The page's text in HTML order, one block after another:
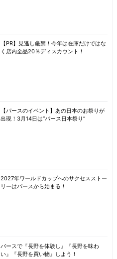
【PR】見逃し厳禁！今年は在庫だけではな
く店内全品20％ディスカウント！
【パースのイベント】あの日本のお祭りが
出現！3月14日は“パース日本祭り”
2027年ワールドカップへのサクセスストー
リーはパースから始まる！
パースで『長野を体験し』『長野を味わ
い』『長野を買い物』しよう！